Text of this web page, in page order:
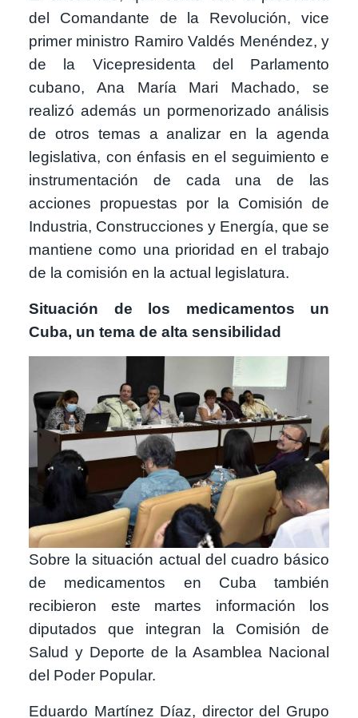
del Comandante de la Revolución, vice
primer ministro Ramiro Valdés Menéndez, y
de la Vicepresidenta del Parlamento
cubano, Ana María Mari Machado, se
realizó además un pormenorizado análisis
de otros temas a analizar en la agenda
legislativa, con énfasis en el seguimiento e
instrumentación de cada una de las
acciones propuestas por la Comisión de
Industria, Construcciones y Energía, que se
mantiene como una prioridad en el trabajo
de la comisión en la actual legislatura.
Situación de los medicamentos un
Cuba, un tema de alta sensibilidad
Sobre la situación actual del cuadro básico
de medicamentos en Cuba también
recibieron este martes información los
diputados que integran la Comisión de
Salud y Deporte de la Asamblea Nacional
del Poder Popular.
Eduardo Martínez Díaz, director del Grupo